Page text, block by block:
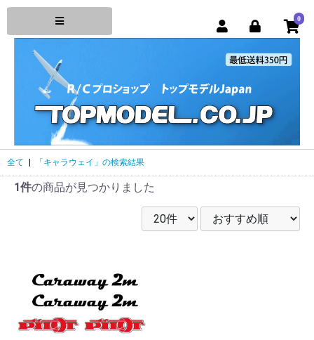
0
全て 「キャラウェイ」の検索結果
1件の商品が見つかりました